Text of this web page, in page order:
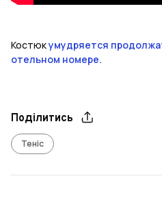
Костюкумудряется
отельном номере.
Поділитись
Теніс